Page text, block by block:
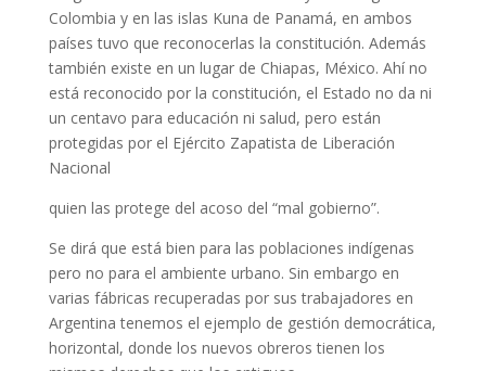
Colombia y en las islas Kuna de Panamá, en ambos
países tuvo que reconocerlas la constitución. Además
también existe en un lugar de Chiapas, México. Ahí no
está reconocido por la constitución, el Estado no da ni
un centavo para educación ni salud, pero están
protegidas por el Ejército Zapatista de Liberación
Nacional
quien las protege del acoso del “mal gobierno”.
Se dirá que está bien para las poblaciones indígenas
pero no para el ambiente urbano. Sin embargo en
varias fábricas recuperadas por sus trabajadores en
Argentina tenemos el ejemplo de gestión democrática,
horizontal, donde los nuevos obreros tienen los